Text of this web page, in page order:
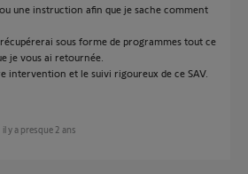
une instruction afin que je sache comment
récupérerai sous forme de programmes tout ce
je vous ai retournée.
intervention et le suivi rigoureux de ce SAV.
il y a presque 2 ans